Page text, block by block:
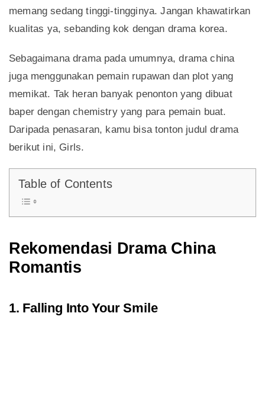
memang sedang tinggi-tingginya. Jangan khawatirkan
kualitas ya, sebanding kok dengan drama korea.
Sebagaimana drama pada umumnya, drama china
juga menggunakan pemain rupawan dan plot yang
memikat. Tak heran banyak penonton yang dibuat
baper dengan chemistry yang para pemain buat.
Daripada penasaran, kamu bisa tonton judul drama
berikut ini, Girls.
Table of Contents
Rekomendasi Drama China
Romantis
1. Falling Into Your Smile